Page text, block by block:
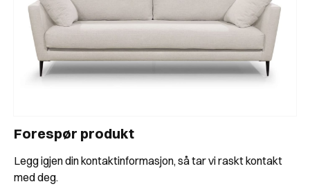
Forespør produkt
Legg igjen din kontaktinformasjon, så tar vi raskt kontakt
med deg.